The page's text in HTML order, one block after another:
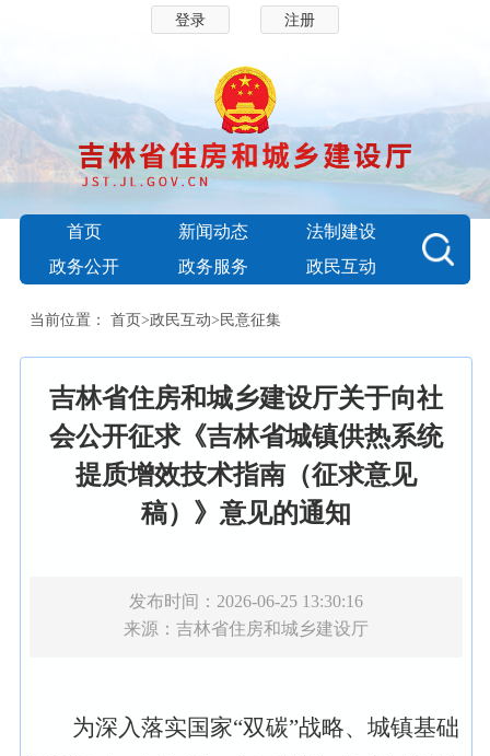
登录 注册
首页 新闻动态
法制建设
政务公开
政务服务 政民互动
当前位置： 首页>政民互动> 民意征集
吉林省住房和城乡建设厅关于向社
会公开征求《吉林省城镇供热系统
提质增效技术指南（征求意见
稿）》意见的通知
发布时间：2026-06-25 13:30:16
来源： 吉林省住房和城乡建设厅
为深入落实国家“双碳”战略、城镇基础